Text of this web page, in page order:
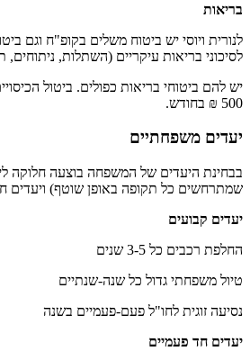
בריאות
לנורית ויוסי יש ביטוח משלים בקופ"ח וגם
לסיכוני בריאות עיקריים (השתלות, ניתוחים,
יש להם ביטוחי בריאות כפולים. ביטול
500 ₪ בחודש.
יעדים משפחתיים
בבחינת היעדים של המשפחה בוצעה חלוקה
שמתרחשים כל תקופה באופן שוטף) ויעדים
יעדים קבועים
החלפת רכבים כל 3-5 שנים
טיול משפחתי גדול כל שנה-שנתיים
נסיעה זוגית לחו"ל פעם-פעמיים בשנה
יעדים חד פעמיים